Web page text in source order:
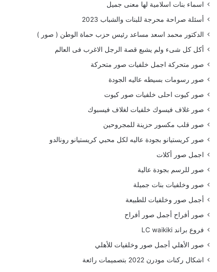
اسماء بنات اسلامية لها معنى جميل
أسئلة صراحة محرجة للبنات والشباب 2023
الدكتور محمد اسعد مساعد رئيس حزب حماة الوطن ( صور )
أكل كل شىء ولم يشبع قصة الرجل الاغرب فى العالم
صور متحركة اجمل خلفيات صور متحركة
صور رسومات بسيطه عاليه الجودة
صور كيوت احلى خلفيات صور كيوت
صور غلاف فيسوك خلفيات لغلاف فيسبوك
صور قلب مكسور حزينة للمجروحين
صور كريستيانو بجودة عاليه لكل محبي كريستيانو رونالدو
اجمل صور أكلات
صور للرسم بجودة عالية
صور وخلفيات بنات جميلة
أجمل صور وخلفيات للطبيعة
صور أفراح أجمل صور أفراح
فروع براند LC waikiki
صور الأهلي أجمل صور وخلفيات للأهلي
اشكال ركنات مودرن 2022 بتصميمات رائعة